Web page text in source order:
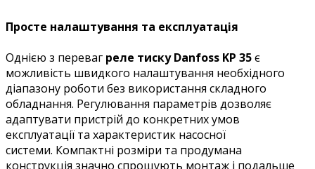
Просте налаштування та експлуатація
Однією з переваг реле тиску Danfoss KP 35є
можливість швидкого налаштування необхідного
діапазону роботи без використання складного
обладнання. Регулювання параметрів дозволяє
адаптувати пристрій до конкретних умов
експлуатації та характеристик насосної
системи. Компактні розміри та продумана
конструкція значно спрощують монтаж і подальше